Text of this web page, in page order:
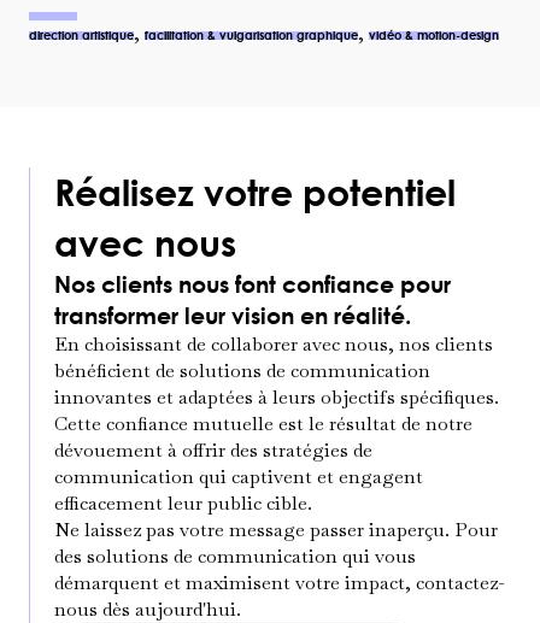
direction artistique,facilitation & vulgarisation graphique,vidéo & motion-design
Réalisez votre potentiel
avec nous
Nos clients nous font confiance pour
transformer leur vision en réalité.
En choisissant de collaborer avec nous, nos clients
bénéficient de solutions de communication
innovantes et adaptées à leurs objectifs spécifiques.
Cette confiance mutuelle est le résultat de notre
dévouement à offrir des stratégies de
communication qui captivent et engagent
efficacement leur public cible.
Ne laissez pas votre message passer inaperçu. Pour
des solutions de communication qui vous
démarquent et maximisent votre impact, contactez-
nous dès aujourd'hui.